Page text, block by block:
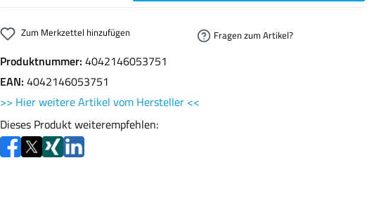
Zum Merkzettel hinzufügen Fragen zum Artikel?
Produktnummer: 4042146053751
EAN: 4042146053751
>> Hier weitere Artikel vom Hersteller <<
Dieses Produkt weiterempfehlen: